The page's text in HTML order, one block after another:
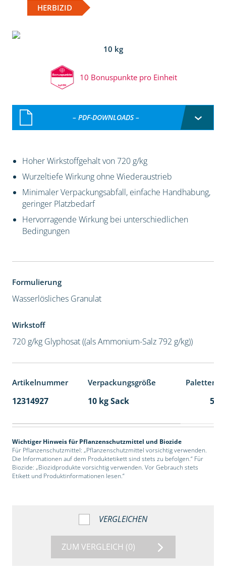
HERBIZID
10 kg
10 Bonuspunkte pro Einheit
– PDF-DOWNLOADS –
Hoher Wirkstoffgehalt von 720 g/kg
Wurzeltiefe Wirkung ohne Wiederaustrieb
Minimaler Verpackungsabfall, einfache Handhabung,
geringer Platzbedarf
Hervorragende Wirkung bei unterschiedlichen
Bedingungen
Formulierung
Wasserlösliches Granulat
Wirkstoff
720 g/kg Glyphosat ((als Ammonium-Salz 792 g/kg))
Artikelnummer Verpackungsgröße
12314927 10 kg Sack 55
Wichtiger Hinweis für Pflanzenschutzmittel und Biozide
Für Pflanzenschutzmittel: „Pflanzenschutzmittel vorsichtig verwenden.
Die Informationen auf dem Produktetikett sind stets zu befolgen.“ Für
Biozide: „Biozidprodukte vorsichtig verwenden. Vor Gebrauch stets
Etikett und Produktinformationen lesen.“
VERGLEICHEN
ZUM VERGLEICH (0)